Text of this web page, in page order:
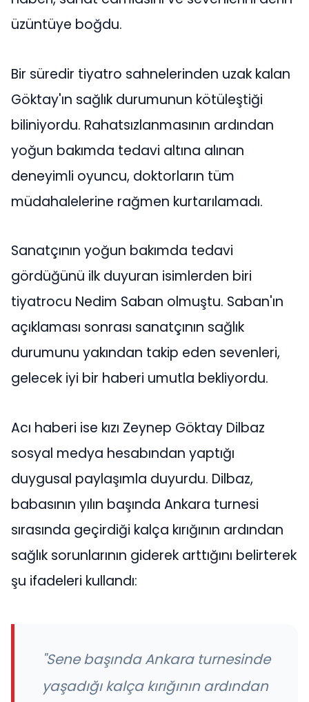
üzüntüye boğdu.
Bir süredir tiyatro sahnelerinden uzak kalan
Göktay'ın sağlık durumunun kötüleştiği
biliniyordu. Rahatsızlanmasının ardından
yoğun bakımda tedavi altına alınan
deneyimli oyuncu, doktorların tüm
müdahalelerine rağmen kurtarılamadı.
Sanatçının yoğun bakımda tedavi
gördüğünü ilk duyuran isimlerden biri
tiyatrocu Nedim Saban olmuştu. Saban'ın
açıklaması sonrası sanatçının sağlık
durumunu yakından takip eden sevenleri,
gelecek iyi bir haberi umutla bekliyordu.
Acı haberi ise kızı Zeynep Göktay Dilbaz
sosyal medya hesabından yaptığı
duygusal paylaşımla duyurdu. Dilbaz,
babasının yılın başında Ankara turnesi
sırasında geçirdiği kalça kırığının ardından
sağlık sorunlarının giderek arttığını belirterek
şu ifadeleri kullandı:
"Sene başında Ankara turnesinde
yaşadığı kalça kırığının ardından